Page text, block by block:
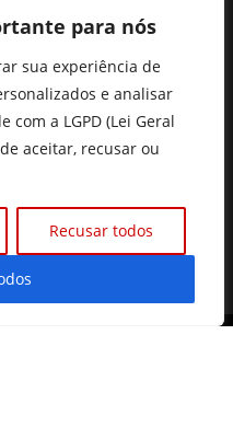
para nós
sua experiência de
e analisar
com a LGPD (Lei Geral
aceitar, recusar ou
Recusar todos
e Neymar como pais
nas regras de
o Brasil por